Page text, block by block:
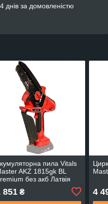
днів за домовленістю
пила Vitals
AKZ 1815gk BL
без акб Латвія
851₴ 4